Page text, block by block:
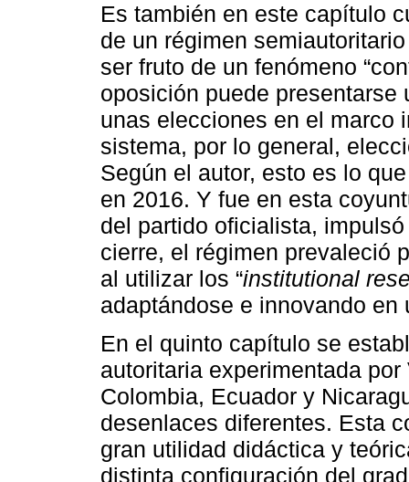
Es también en este capítulo
de un régimen
ser fruto de un fenómeno
oposición puede
unas elecciones en el marco
sistema, por lo general,
Según el autor, esto es lo
en 2016. Y fue en esta
del partido oficialista,
cierre, el régimen prevaleció
al utilizar los “institutional
adaptándose e innovando
En el quinto capítulo se
autoritaria experimentada
Colombia, Ecuador y
desenlaces diferentes. Esta
gran utilidad didáctica y
distinta configuración del